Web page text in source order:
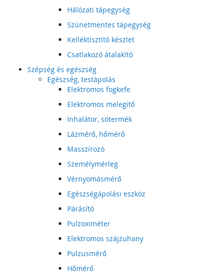
Hálózati tápegység
Szünetmentes tápegység
Kelléktisztító készlet
Csatlakozó átalakító
Szépség és egészség
Egészség, testápolás
Elektromos fogkefe
Elektromos melegítő
Inhalátor, sótermék
Lázmérő, hőmérő
Masszírozó
Személymérleg
Vérnyomásmérő
Egészségápolási eszköz
Párásító
Pulzoximéter
Elektromos szájzuhany
Pulzusmérő
Hőmérő